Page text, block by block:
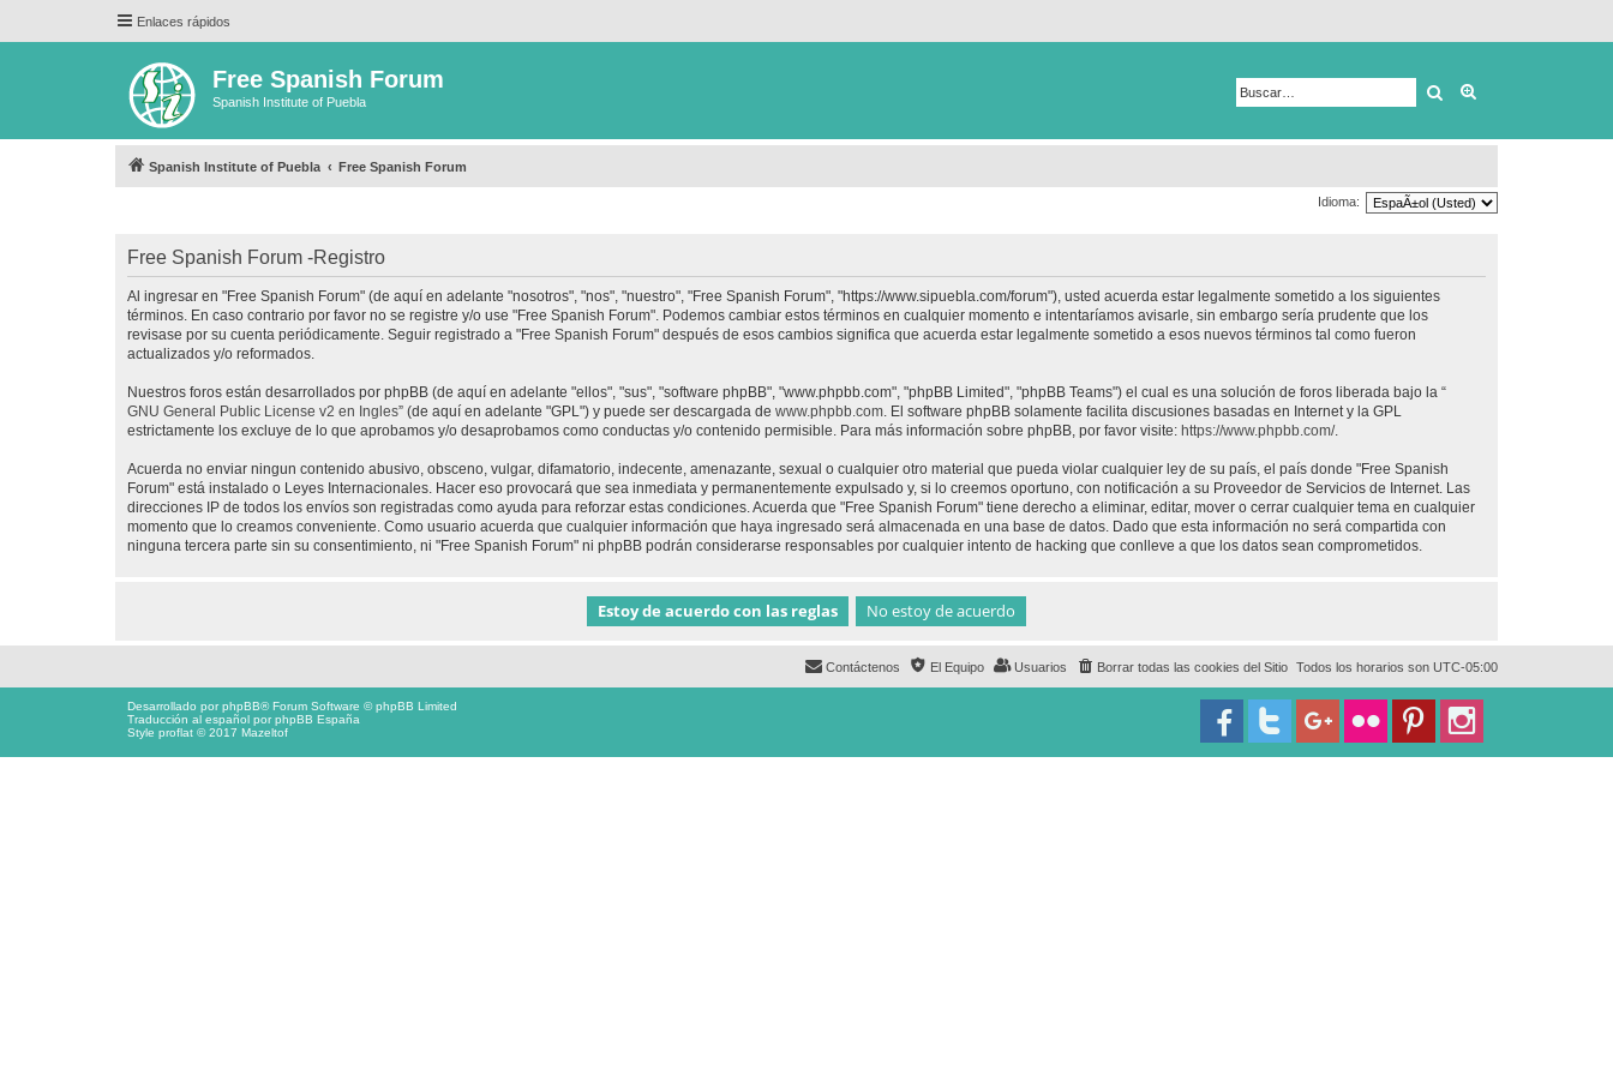
Enlaces rápidos
Free Spanish Forum
Spanish Institute of Puebla Buscar
Spanish Institute of Puebla Free Spanish Forum
Idioma:
Free Spanish Forum -Registro
Al ingresar en "Free Spanish Forum" (de aquí en adelante "nosotros", "nos", "nuestro", "Free Spanish Forum", "https://www.sipuebla.com/forum"), usted acuerda estar legalmente sometido a los siguientes
términos. En caso contrario por favor no se registre y/o use "Free Spanish Forum". Podemos cambiar estos términos en cualquier momento e intentaríamos avisarle, sin embargo sería prudente que los
revisase por su cuenta periódicamente. Seguir registrado a "Free Spanish Forum" después de esos cambios significa que acuerda estar legalmente sometido a esos nuevos términos tal como fueron
actualizados y/o reformados.
Nuestros foros están desarrollados por phpBB (de aquí en adelante "ellos", "sus", "software phpBB", "www.phpbb.com", "phpBB Limited", "phpBB Teams") el cual es una solución de foros liberada bajo la “
GNU General Public License v2 en Ingles” (de aquí en adelante "GPL") y puede ser descargada de www.phpbb.com . El software phpBB solamente facilita discusiones basadas en Internet y la GPL
estrictamente los excluye de lo que aprobamos y/o desaprobamos como conductas y/o contenido permisible. Para más información sobre phpBB, por favor visite: https://www.phpbb.com/.
Acuerda no enviar ningun contenido abusivo, obsceno, vulgar, difamatorio, indecente, amenazante, sexual o cualquier otro material que pueda violar cualquier ley de su país, el país donde "Free Spanish
Forum" está instalado o Leyes Internacionales. Hacer eso provocará que sea inmediata y permanentemente expulsado y, si lo creemos oportuno, con notificación a su Proveedor de Servicios de Internet. Las
direcciones IP de todos los envíos son registradas como ayuda para reforzar estas condiciones. Acuerda que "Free Spanish Forum" tiene derecho a eliminar, editar, mover o cerrar cualquier tema en cualquier
momento que lo creamos conveniente. Como usuario acuerda que cualquier información que haya ingresado será almacenada en una base de datos. Dado que esta información no será compartida con
ninguna tercera parte sin su consentimiento, ni "Free Spanish Forum" ni phpBB podrán considerarse responsables por cualquier intento de hacking que conlleve a que los datos sean comprometidos.
Todos los horarios son UTC-05:00
Borrar todas las cookies del Sitio
Usuarios
El Equipo
Contáctenos
Desarrollado porphpBB® Forum Software © phpBB Limited
Traducción al español porphpBB España
Style proflat © 2017 Mazeltof